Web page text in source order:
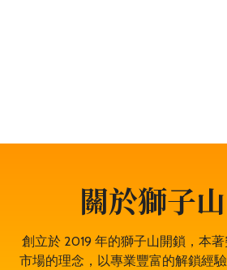
關於獅子
創立於 2019 年的獅子山開鎖，本
市場的理念，以專業豐富的解鎖經